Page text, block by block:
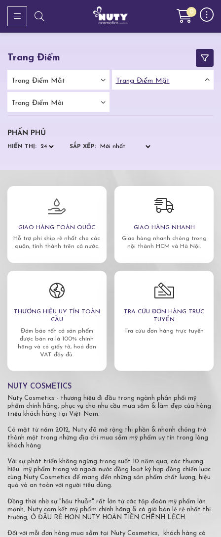
0
Trang Điểm
Trang Điểm Mắt Trang Điểm Mặt
Trang Điểm Môi
PHẤN PHỦ
HIỂN THỊ: SẮP XẾP:
GIAO HÀNG TOÀN QUỐC
Hỗ trợ phí ship rẻ nhất cho các
quận, tỉnh thành trên cả nước.
GIAO HÀNG NHANH
Giao hàng nhanh chóng trong
nội thành HCM và Hà Nội.
THƯƠNG HIỆU UY TÍN TOÀN
CẦU
Đảm bảo tất cả sản phẩm
được bán ra là 100% chính
hãng và có giấy tờ, hoá đơn
VAT đầy đủ.
TRA CỨU ĐƠN HÀNG TRỰC
TUYẾN
Tra cứu đơn hàng trực tuyến
NUTY COSMETICS
Nuty Cosmetics - thương hiệu đi đầu trong ngành phân phối mỹ
phẩm chính hãng, phục vụ cho nhu cầu mua sắm & làm đẹp của hàng
triệu khách hàng tại Việt Nam.
Có mặt từ năm 2012, Nuty đã mở rộng thị phần & nhanh chóng trở
thành một trong những địa chỉ mua sắm mỹ phẩm uy tín trong lòng
khách hàng
Với sự phát triển không ngừng trong suốt 10 năm qua, các thương
hiệu mỹ phẩm trong và ngoài nước đồng loạt ký hợp đồng chiến lược
cùng Nuty Cosmetics để mang đến những sản phẩm chất lượng, hiệu
quả và an toàn với người tiêu dùng.
Đồng thời nhờ sự "hậu thuẫn" rất lớn từ các tập đoàn mỹ phẩm lớn
mạnh, Nuty cam kết mỹ phẩm chính hãng & có giá bán lẻ rẻ nhất thị
trường, Ở ĐÂU RẺ HƠN NUTY HOÀN TIỀN CHÊNH LỆCH.
Đối với mỗi đơn hàng mua sắm tại Nuty Cosmetics, khách hàng có